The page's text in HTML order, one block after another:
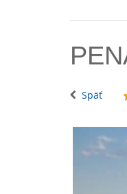
Späť